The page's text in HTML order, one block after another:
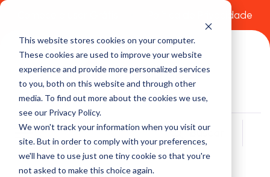
This website stores cookies on your computer.
These cookies are used to improve your website
experience and provide more personalized services
to you, both on this website and through other
media. To find out more about the cookies we use,
see our Privacy Policy.
We won't track your information when you visit our
site. But in order to comply with your preferences,
we'll have to use just one tiny cookie so that you're
not asked to make this choice again.
Política de Privacidade
Buscar